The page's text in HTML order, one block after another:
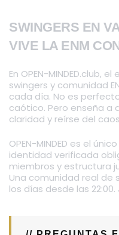
SWINGERS EN
VIVE LA ENM
En OPEN-MINDED.club,
swingers y comunidad
cada día. No es
caótico. Pero enseña a
claridad y reírse del
OPEN-MINDED es el
identidad verificada
miembros y estructura
Una comunidad real de
los días desde las